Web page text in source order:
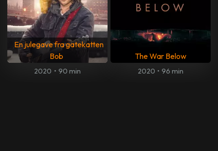
En julegave fra gatekatten
Bob
2020 • 90 min
The War Below
2020 • 96 min